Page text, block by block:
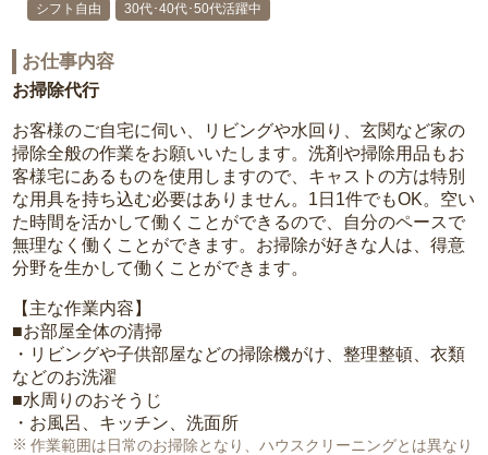
シフト自由
30代･40代･50代活躍中
お仕事内容
お掃除代行
お客様のご自宅に伺い、リビングや水回り、玄関など家の
掃除全般の作業をお願いいたします。洗剤や掃除用品もお
客様宅にあるものを使用しますので、キャストの方は特別
な用具を持ち込む必要はありません。1日1件でもOK。空い
た時間を活かして働くことができるので、自分のペースで
無理なく働くことができます。お掃除が好きな人は、得意
分野を生かして働くことができます。
【主な作業内容】
■お部屋全体の清掃
・リビングや子供部屋などの掃除機がけ、整理整頓、衣類
などのお洗濯
■水周りのおそうじ
・お風呂、キッチン、洗面所
作業範囲は日常のお掃除となり、ハウスクリーニングとは異なり